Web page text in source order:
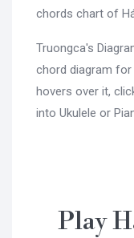
chords chart of
Truongca's
chord diagram
hovers over it,
into Ukulele or
Play